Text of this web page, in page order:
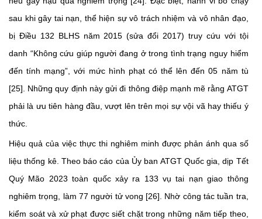
sau khi gây tai nạn, thể hiện sự vô trách nhiệm và vô nhân đạo,
bị Điều 132 BLHS năm 2015 (sửa đổi 2017) truy cứu với tội
danh “Không cứu giúp người đang ở trong tình trạng nguy hiểm
đến tính mạng”, với mức hình phạt có thể lên đến 05 năm tù
[25]. Những quy định này gửi đi thông điệp mạnh mẽ rằng ATGT
phải là ưu tiên hàng đầu, vượt lên trên mọi sự vội vã hay thiếu ý
thức.
Hiệu quả của việc thực thi nghiêm minh được phản ánh qua số
liệu thống kê. Theo báo cáo của Ủy ban ATGT Quốc gia, dịp Tết
Quý Mão 2023 toàn quốc xảy ra 133 vụ tai nạn giao thông
nghiêm trọng, làm 77 người tử vong [26]. Nhờ công tác tuần tra,
kiểm soát và xử phạt được siết chặt trong những năm tiếp theo,